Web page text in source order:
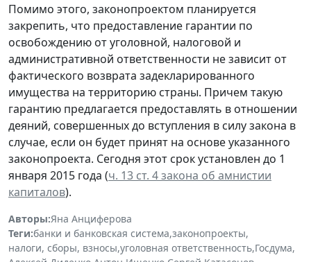
Помимо этого, законопроектом планируется
закрепить, что предоставление гарантии по
освобождению от уголовной, налоговой и
административной ответственности не зависит от
фактического возврата задекларированного
имущества на территорию страны. Причем такую
гарантию предлагается предоставлять в отношении
деяний, совершенных до вступления в силу закона в
случае, если он будет принят на основе указанного
законопроекта. Сегодня этот срок установлен до 1
января 2015 года (ч. 13 ст. 4 закона об амнистии
капиталов).
Авторы:Яна Анциферова
Теги:банки и банковская система,законопроекты,
налоги, сборы, взносы,уголовная ответственность,Госдума,